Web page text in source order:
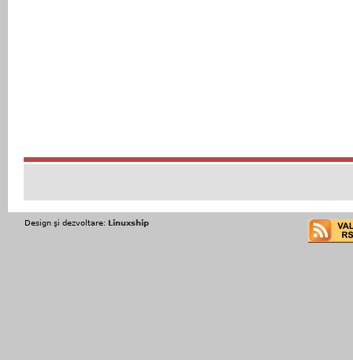
Design şi dezvoltare: Linuxship